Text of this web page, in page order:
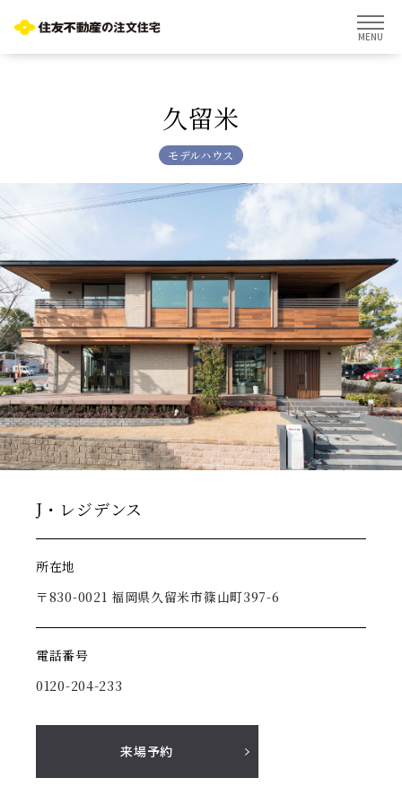
MENU
久留米
モデルハウス
J・レジデンス
所在地
〒830-0021 福岡県久留米市篠山町397-6
電話番号
0120-204-233
来場予約